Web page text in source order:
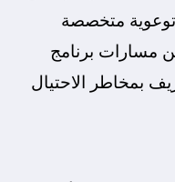
متخصصة
مسارات برنامج
بمخاطر الاحتيال